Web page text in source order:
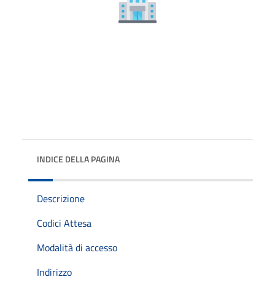
INDICE DELLA PAGINA
Descrizione
Codici Attesa
Modalità di accesso
Indirizzo